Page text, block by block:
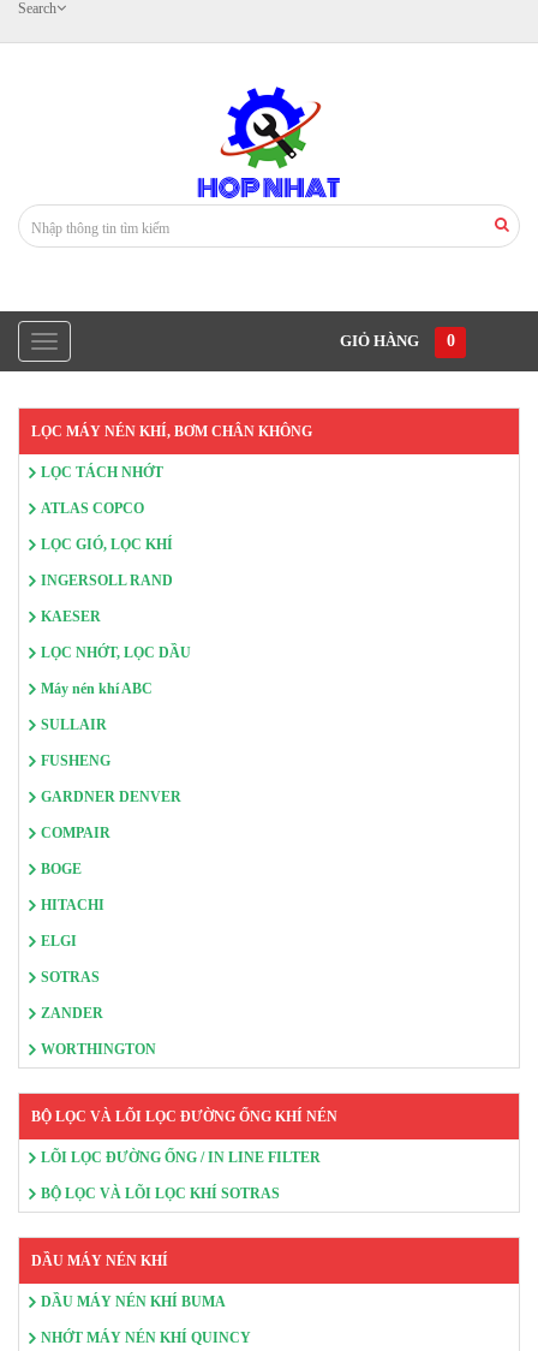
Search
GIỎ HÀNG 0
LỌC MÁY NÉN KHÍ, BƠM CHÂN KHÔNG
LỌC TÁCH NHỚT
ATLAS COPCO
LỌC GIÓ, LỌC KHÍ
INGERSOLL RAND
KAESER
LỌC NHỚT, LỌC DẦU
Máy nén khí ABC
SULLAIR
FUSHENG
GARDNER DENVER
COMPAIR
BOGE
HITACHI
ELGI
SOTRAS
ZANDER
WORTHINGTON
BỘ LỌC VÀ LÕI LỌC ĐƯỜNG ỐNG KHÍ NÉN
LÕI LỌC ĐƯỜNG ỐNG / IN LINE FILTER
BỘ LỌC VÀ LÕI LỌC KHÍ SOTRAS
DẦU MÁY NÉN KHÍ
DẦU MÁY NÉN KHÍ BUMA
NHỚT MÁY NÉN KHÍ QUINCY